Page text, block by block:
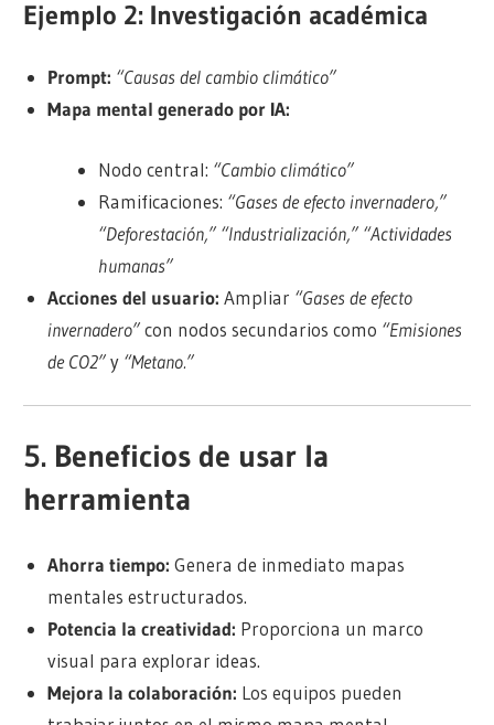
Ejemplo 2: Investigación académica
Prompt: “Causas del cambio climático”
Mapa mental generado por IA:
Nodo central: “Cambio climático”
Ramificaciones: “Gases de efecto invernadero,”
“Deforestación,” “Industrialización,” “Actividades
humanas”
Acciones del usuario: Ampliar “Gases de efecto
invernadero”con nodos secundarios como “Emisiones
de CO2”y “Metano.”
5. Beneficios de usar la
herramienta
Ahorra tiempo: Genera de inmediato mapas
mentales estructurados.
Potencia la creatividad: Proporciona un marco
visual para explorar ideas.
Mejora la colaboración: Los equipos pueden